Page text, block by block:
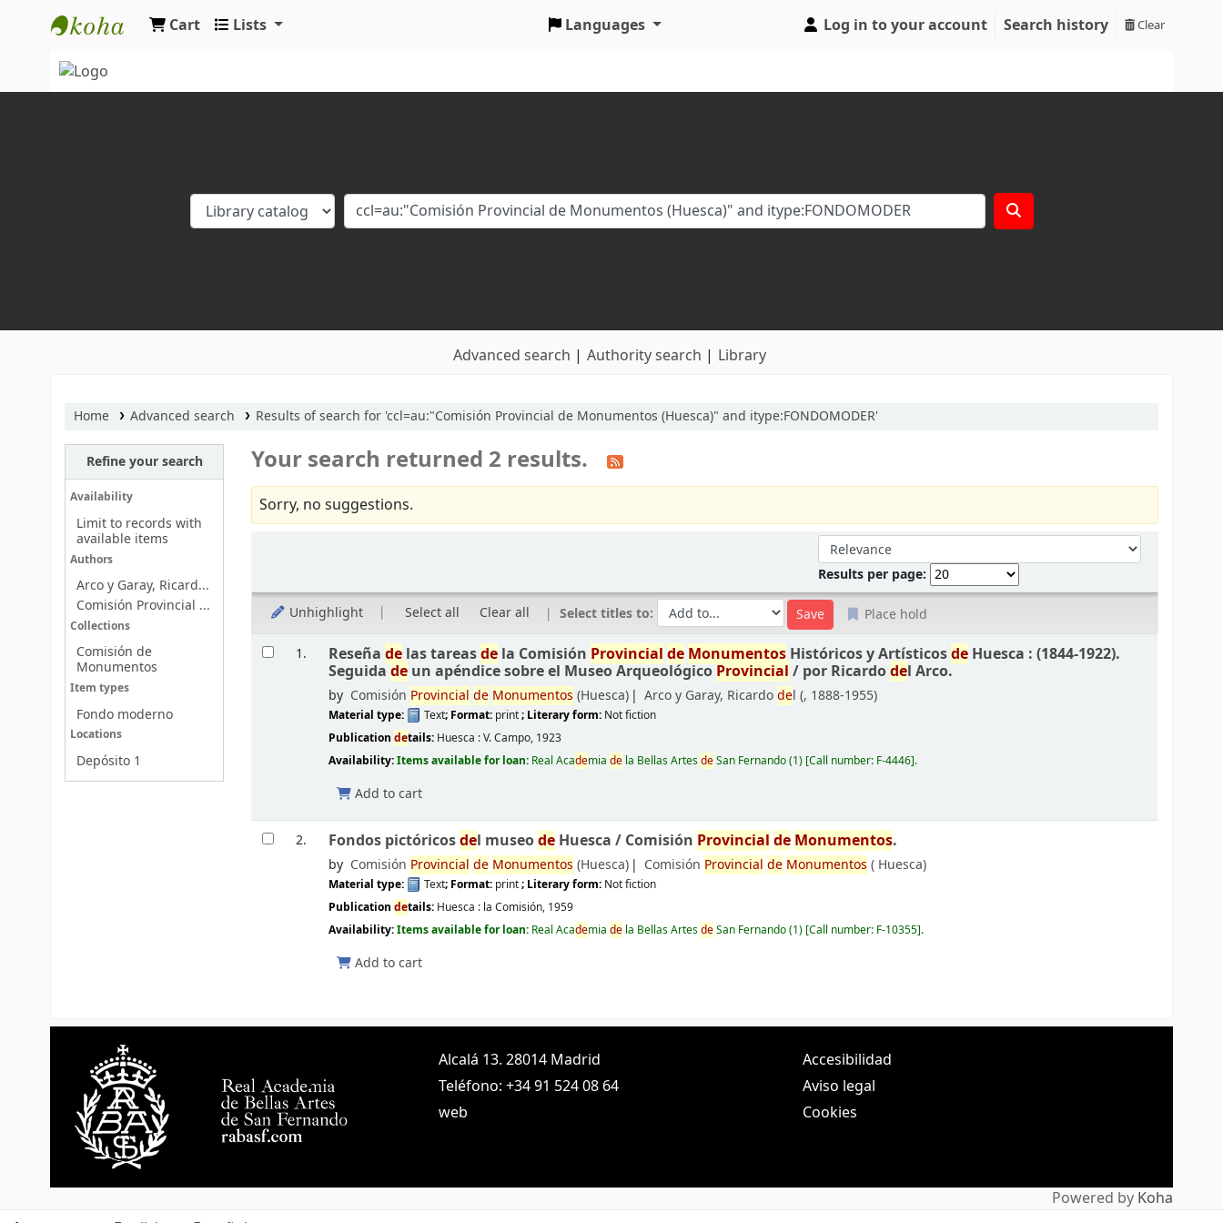
Koha online
Cart Lists Languages Log in to your account Search history Clear
Advanced search Authority search Library
Home Advanced search Results of search for 'ccl=au:"Comisión Provincial de Monumentos (Huesca)" and itype:FONDOMODER'
Refine your search
Availability
Limit to records with
available items
Authors
Arco y Garay, Ricard...
Comisión Provincial ...
Collections
Comisión de
Monumentos
Item types
Fondo moderno
Locations
Depósito 1
Your search returned 2 results.
Sorry, no suggestions.
Sort by:
Results per page:
Unhighlight Select all Clear all Select titles to: Place hold
Results
1. Reseñade las tareasde la Comisión Provincial de Monumentos Históricos y Artísticosde Huesca : (1844-1922).
Seguidade un apéndice sobre el Museo ArqueológicoProvincial / por Ricardodel Arco.
by Comisión Provincial de Monumentos (Huesca) Arco y Garay, Ricardodel (, 1888-1955)
Material type: Text; Format: print; Literary form: Not fiction
Publicationdetails: Huesca :V. Campo, 1923
Availability:Items available for loan: Real Academiade la Bellas ArtesdeSan Fernando(1) Call number: F-4446 .
Add to cart
2. Fondos pictóricosdel museode Huesca / Comisión Provincial de Monumentos.
by Comisión Provincial de Monumentos (Huesca) Comisión Provincial de Monumentos ( Huesca)
Material type: Text; Format: print; Literary form: Not fiction
Publicationdetails: Huesca : la Comisión, 1959
Availability:Items available for loan: Real Academiade la Bellas ArtesdeSan Fernando(1) Call number: F-10355 .
Add to cart
Alcalá 13. 28014 Madrid
Teléfono: +34 91 524 08 64
web
Accesibilidad
Aviso legal
Cookies
Powered by Koha